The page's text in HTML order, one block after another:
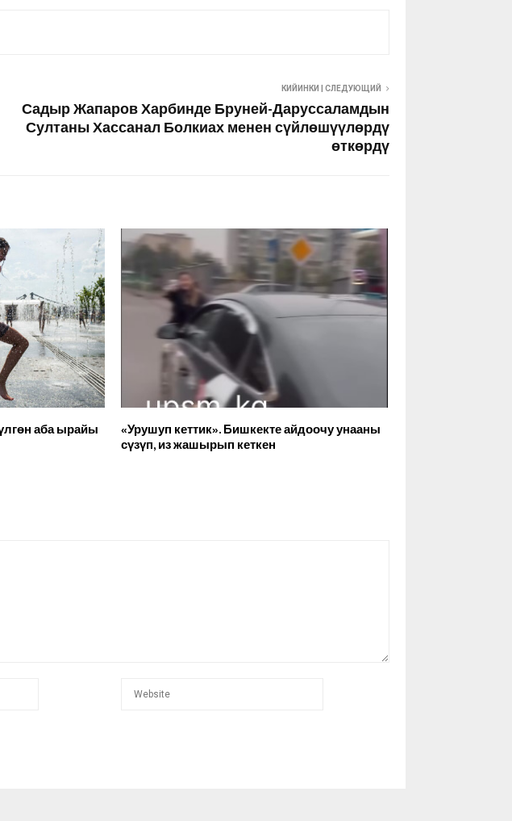
КИЙИНКИ | СЛЕДУЮЩИЙ
Садыр Жапаров Харбинде Бруней-Даруссаламдын
Султаны Хассанал Болкиах менен сүйлөшүүлөрдү
өткөрдү
аба ырайы «Урушуп кеттик». Бишкекте айдоочу унааны
сүзүп, из жашырып кеткен